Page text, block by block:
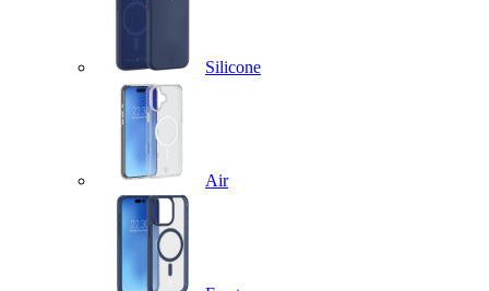
Silicone
Air